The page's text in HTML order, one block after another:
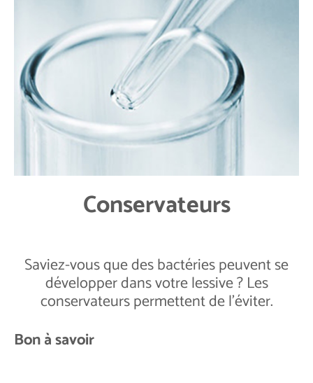
Conservateurs
Saviez-vous que des bactéries peuvent se
développer dans votre lessive ? Les
conservateurs permettent de l'éviter.
Bon à savoir